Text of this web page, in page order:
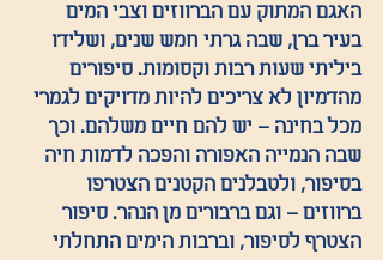
האגם המתוק עם הברווזים וצבי המים
בעיר ברן, שבה גרתי חמש שנים, ושלידו
ביליתי שעות רבות וקסומות. סיפורים
מהדמיון לא צריכים להיות מדויקים לגמרי
מכל בחינה – יש להם חיים משלהם. וכך
שבה הנמייה האפורה והפכה לדמות חיה
בסיפור, ולטבלנים הקטנים הצטרפו
ברווזים – וגם ברבורים מן הנהר. סיפור
הצטרף לסיפור, וברבות הימים התחלתי